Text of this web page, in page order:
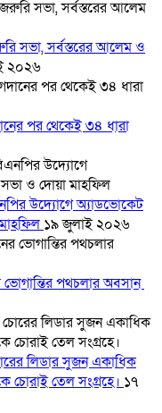
সভা, সর্বস্তরের আলেম ও
২০২৬
পর থেকেই ৩৪ ধারা
উদ্যোগে অ্যাডভোকেট
১৯ জুলাই ২০২৬
ভোগান্তির পথচলার অবসান
লিডার সুজন একাধিক
চোরাই তেল সংগ্রহে। ১৭